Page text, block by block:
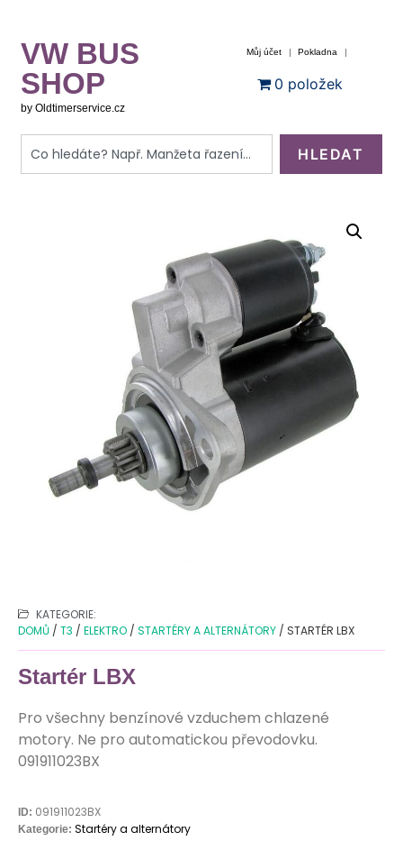
VW BUS
SHOP
by Oldtimerservice.cz
Můj účet Pokladna
0 položek
HLEDAT
KATEGORIE:
DOMŮ / T3 / ELEKTRO / STARTÉRY A ALTERNÁTORY / STARTÉR LBX
Startér LBX
Pro všechny benzínové vzduchem chlazené
motory. Ne pro automatickou převodovku.
091911023BX
ID: 091911023BX
Kategorie: Startéry a alternátory